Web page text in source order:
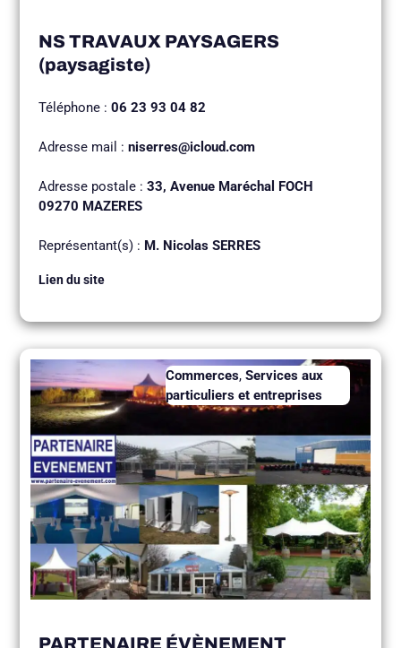
NS TRAVAUX PAYSAGERS
(paysagiste)
Téléphone : 06 23 93 04 82
Adresse mail : niserres@icloud.com
Adresse postale : 33, Avenue Maréchal FOCH
09270 MAZERES
Représentant(s) : M. Nicolas SERRES
Lien du site
Commerces,Services aux
particuliers et entreprises
PARTENAIRE ÉVÈNEMENT